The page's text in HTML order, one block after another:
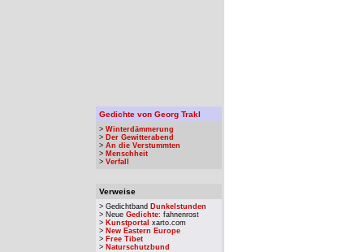
Gedichte von Georg Trakl
> Winterdämmerung
> Der Gewitterabend
> An die Verstummten
> Menschheit
> Verfall
Verweise
> Gedichtband Dunkelstunden
> Neue Gedichte: fahnenrost
> Kunstportal xarto.com
> New Eastern Europe
> Free Tibet
> Naturschutzbund